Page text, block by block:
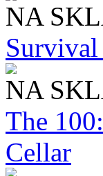
NA
NA
The
Cellar